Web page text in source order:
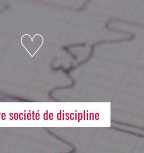
♡
société de discipline